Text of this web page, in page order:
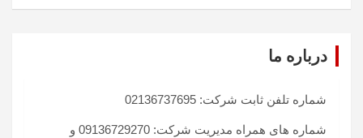
درباره ما
شماره تلفن ثابت شرکت: 02136737695
شماره های همراه مدیریت شرکت: 09136729270 و